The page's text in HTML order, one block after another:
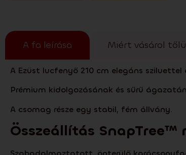
A fa leírása Miért vásárol
A Ezüst lucfenyő 210 cm elegáns
Prémium kidolgozásának és sűrű
A csomag része egy stabil, fém állvány.
Összeállítás SnapTree™